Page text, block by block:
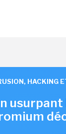
HACKING